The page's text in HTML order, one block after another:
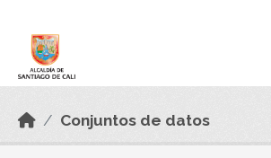
Conjuntos de datos